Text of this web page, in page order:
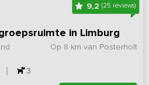
9,2 (25 reviews)
in Limburg
Op 8 km van Posterholt
3